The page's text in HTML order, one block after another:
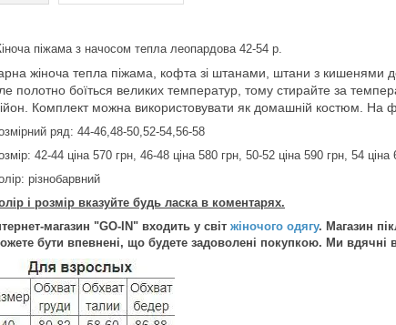
піжама з начосом тепла леопардова 42-54 р.
жіноча тепла піжама, кофта зі штанами, штани з кишенями
полотно боїться великих температур, тому стирайте за
Комплект можна використовувати як домашній костюм. На
ряд: 44-46,48-50,52-54,56-58
42-44 ціна 570 грн, 46-48 ціна 580 грн, 50-52 ціна 590 грн, 54 ціна
різнобарвний
і розмір вказуйте будь ласка в коментарях.
магазин "GO-IN" входить у світ жіночого одягу. Магазин
бути впевнені, що будете задоволені покупкою. Ми